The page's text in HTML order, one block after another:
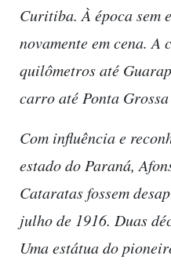
Curitiba. À época sem
novamente em cena.
quilômetros até
carro até Ponta
Com influência e
estado do Paraná,
Cataratas fossem
julho de 1916. Duas
Uma estátua do